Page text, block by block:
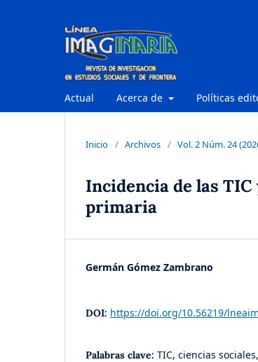
Actual Acerca de Políticas
Inicio / Archivos / Vol. 2 Núm. 24
Incidencia de las TIC
primaria
Germán Gómez Zambrano
DOI: https://doi.org/10.56219/
Palabras clave: TIC, ciencias